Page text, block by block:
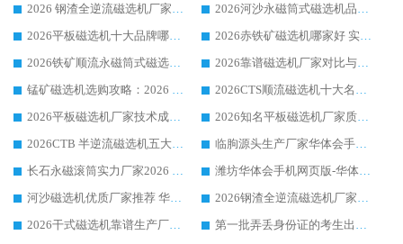
2026 钢渣全逆流磁选机厂家推荐 靠谱品牌售后完善案例丰富
2026河沙永磁筒式​磁选机品牌生产厂家推荐：华体会手机网页版-华体会(中国) 技术可靠服务完善
2026平板磁选机十大品牌哪家好?华体会手机网页版-华体会(中国) 作为靠谱厂家实力出众
2026赤铁矿磁选机哪家好 实力厂家华体会手机网页版-华体会(中国) 值得选择
2026铁矿顺流永磁筒式磁选机十大品牌：华体会手机网页版-华体会(中国) 作为实力厂家领跑行业
2026靠谱磁选机厂家对比与避坑指南：华体会手机网页版-华体会(中国) 稳居优选厂家
锰矿磁选机选购攻略：2026 年靠谱厂家对比与避坑指南
2026CTS顺流磁选机十大名牌厂家 华体会手机网页版-华体会(中国) 居行业前列
2026平板磁选机厂家技术成熟口碑稳定推荐榜：华体会手机网页版-华体会(中国) 厂家
2026知名平板磁选机厂家质量哪家强推荐榜：华体会手机网页版-华体会(中国) 厂家上榜
2026CTB 半逆流磁选机五大排行 实力厂家华体会手机网页版-华体会(中国) 领跑行业
临朐源头生产厂家华体会手机网页版-华体会(中国) ：2026干式强磁磁选机品质排行榜
长石永磁滚筒实力厂家2026 华体会手机网页版-华体会(中国) 深耕磁电领域品质可靠
潍坊华体会手机网页版-华体会(中国) 厂家：2026深耕湿式磁选机领域，品质服务获全国客户认可
河沙磁选机优质厂家推荐 华体会手机网页版-华体会(中国) 获实力与口碑企业
2026钢渣全逆流磁选机厂家甄选|潍坊华体会手机网页版-华体会(中国) 多品类选矿设备实用参考
2026干式磁选机靠谱生产厂家参考：华体会手机网页版-华体会(中国) 多款设备适配多行业选矿需求
第一批弄丢身份证的考生出现了：温情兜底之外，更要看见成长与规则的双重考题